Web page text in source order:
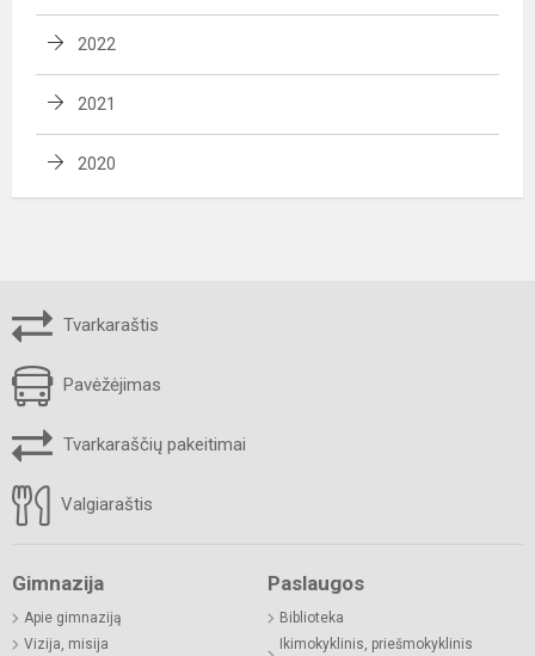
2022
2021
2020
Tvarkaraštis
Pavėžėjimas
Tvarkaraščių pakeitimai
Valgiaraštis
Gimnazija
Apie gimnaziją
Vizija, misija
Paslaugos
Biblioteka
Ikimokyklinis, priešmokyklinis